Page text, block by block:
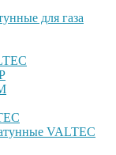
для газа
VALTEC